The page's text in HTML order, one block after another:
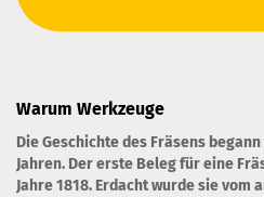
Warum Werkzeuge
Die Geschichte des Fräsens
Jahren. Der erste Beleg für eine
Jahre 1818. Erdacht wurde sie